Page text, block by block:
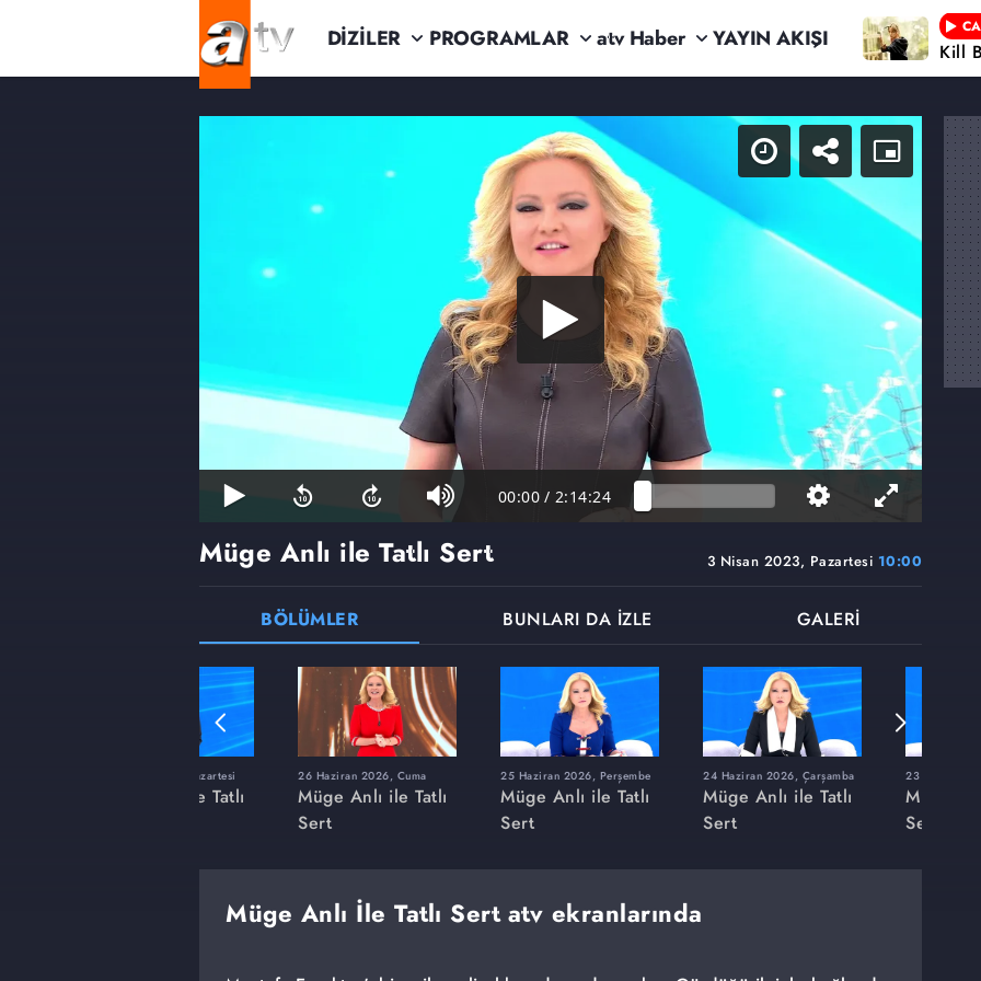
DİZİLER PROGRAMLAR atv Haber YAYIN AKIŞI Kill
00:00 / 2:14:24
3 Nisan 2023, Pazartesi 10:00
Müge Anlı ile Tatlı Sert
BÖLÜMLER BUNLARI DA İZLE GALERİ
8 Haziran 2026, Pazartesi
Müge Anlı ile Tatlı
26 Haziran 2026, Cuma
Müge Anlı ile Tatlı
Sert
25 Haziran 2026, Perşembe
Müge Anlı ile Tatlı
Sert
24 Haziran 2026, Çarşamba
Müge Anlı ile Tatlı
Sert
23 Haziran
Müge
Sert
Müge Anlı İle Tatlı Sert atv ekranlarında